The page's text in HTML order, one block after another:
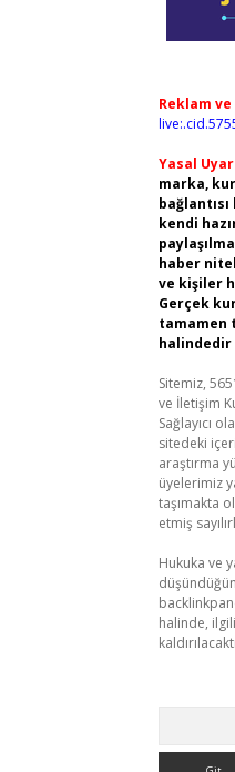
Reklam
Yasal
marka,
kendi
haber
ve kişiler
Gerçek
tamamen
halindedir
Sitemiz,
ve İletişim
Sağlayıcı
sitedeki
araştırma
üyelerimiz
taşımakta
etmiş
Hukuka ve
halinde,